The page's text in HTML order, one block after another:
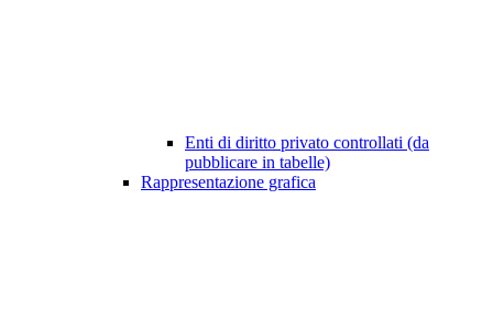
Enti di diritto privato controllati (da
pubblicare in tabelle)
Rappresentazione grafica